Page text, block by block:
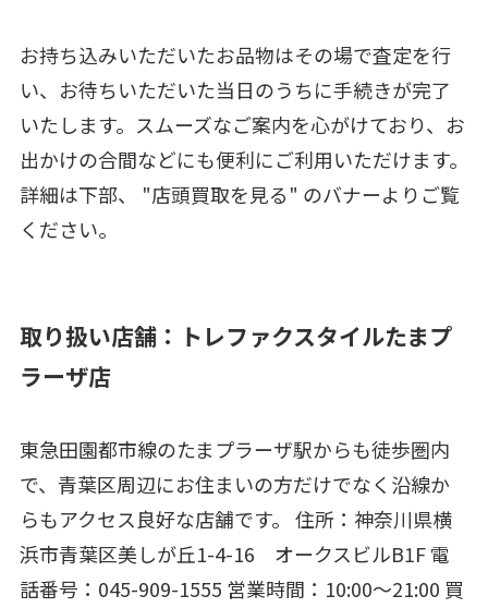
お持ち込みいただいたお品物はその場で査定を行
い、お待ちいただいた当日のうちに手続きが完了
いたします。スムーズなご案内を心がけており、お
出かけの合間などにも便利にご利用いただけます。
詳細は下部、 "店頭買取を見る" のバナーよりご覧
ください。
取り扱い店舗：トレファクスタイルたまプ
ラーザ店
東急田園都市線のたまプラーザ駅からも徒歩圏内
で、青葉区周辺にお住まいの方だけでなく沿線か
らもアクセス良好な店舗です。 住所：神奈川県横
浜市青葉区美しが丘1-4-16 オークスビルB1F 電
話番号：045-909-1555 営業時間：10:00～21:00 買